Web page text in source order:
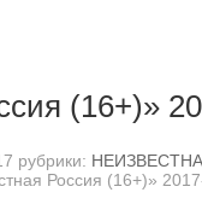
(16+)»
рубрики:
Россия (16+)»